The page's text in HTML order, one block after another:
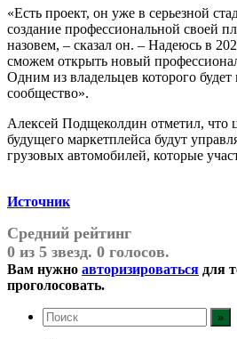
«Есть проект, он уже в серьезной
создание профессиональной своей
назовем, – сказал он. – Надеюсь в
сможем открыть новый
Одним из владельцев которого
сообщество».
Алексей Подщеколдин отметил, что
будущего маркетплейса будут
грузовых автомобилей, которые
Источник
Средний рейтинг
0 из 5 звезд. 0 голосов.
Вам нужно авторизироваться для
проголосовать.